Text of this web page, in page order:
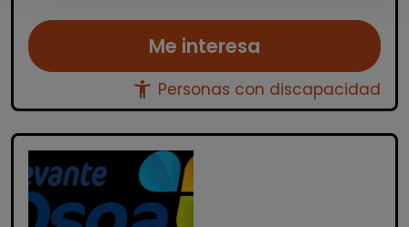
Me interesa
accessibility_new Personas con discapacidad